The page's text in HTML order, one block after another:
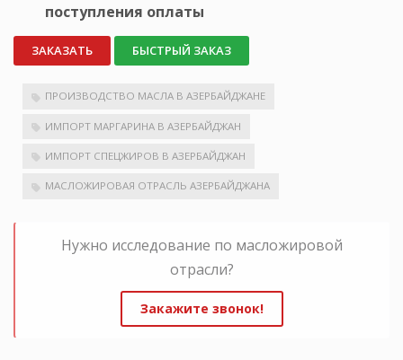
поступления оплаты
ЗАКАЗАТЬ БЫСТРЫЙ ЗАКАЗ
ПРОИЗВОДСТВО МАСЛА В АЗЕРБАЙДЖАНЕ
ИМПОРТ МАРГАРИНА В АЗЕРБАЙДЖАН
ИМПОРТ СПЕЦЖИРОВ В АЗЕРБАЙДЖАН
МАСЛОЖИРОВАЯ ОТРАСЛЬ АЗЕРБАЙДЖАНА
Нужно исследование по масложировой
отрасли?
Закажите звонок!